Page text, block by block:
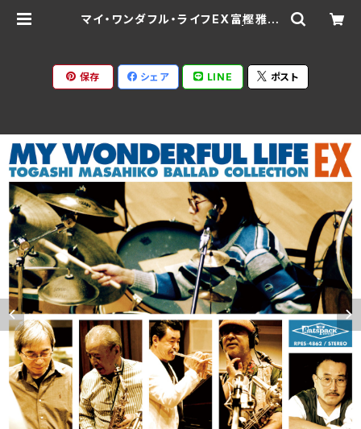
マイ・ワンダフル・ライフEX富樫雅彦
保存 シェア LINE ポスト